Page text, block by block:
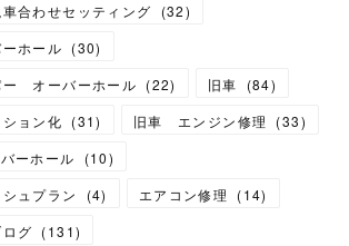
合わせセッティング
(32)
ホール (30)
ー オーバーホール (22) 旧車 (84)
ョン化 (31) 旧車 エンジン修理 (33)
ーホール
(10)
ュプラン
(4) エアコン修理 (14)
グ (131)